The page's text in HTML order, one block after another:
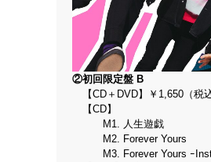
②初回限定盤 B
【CD＋DVD】￥1,650（税
【CD】
M1. 人生遊戯
M2. Forever Yours
M3. Forever Yours ｰ